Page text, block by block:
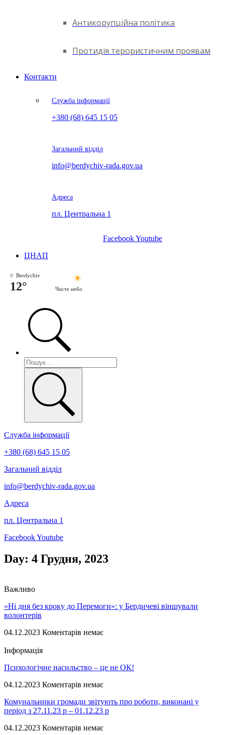
Антикорупційна політика
Протидія терористичним проявам
Контакти
Служба інформації
+380 (68) 645 15 05
Загальний відділ
info@berdychiv-rada.gov.ua
Адреса
пл. Центральна 1
FacebookYoutube
ЦНАП
Berdychiv
12° Чисте небо
Служба інформації
+380 (68) 645 15 05
Загальний відділ
info@berdychiv-rada.gov.ua
Адреса
пл. Центральна 1
FacebookYoutube
Day: 4 Грудня, 2023
Важливо
«Ні дня без кроку до Перемоги»: у Бердичеві віншували
волонтерів
04.12.2023 Коментарів немає
Інформація
Психологічне насильство – це не ОК!
04.12.2023 Коментарів немає
Комунальники громади звітують про роботи, виконані у
період з 27.11.23 р – 01.12.23 р
04.12.2023 Коментарів немає